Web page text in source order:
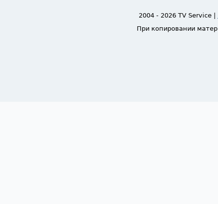
2004 - 2026 TV Service |
При копировании